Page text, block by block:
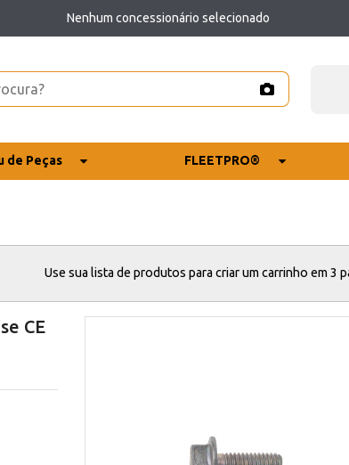
Nenhum concessionário selecionado
de Peças FLEETPRO®
Use sua lista de produtos para criar um carrinho em 3
CE